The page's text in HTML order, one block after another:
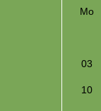
Mo
03
10